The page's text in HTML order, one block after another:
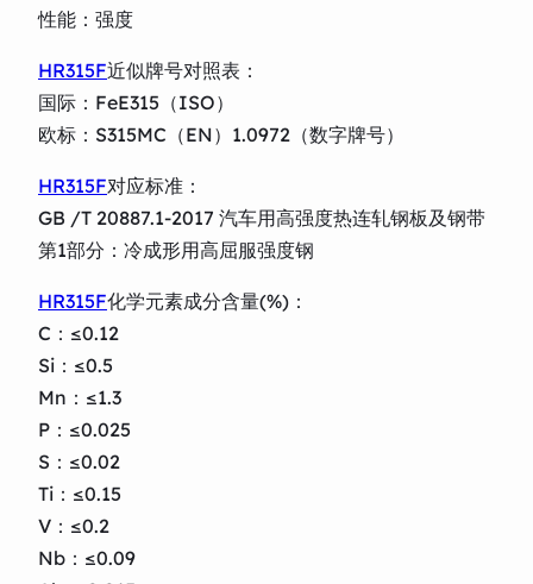
性能：强度
HR315F近似牌号对照表：
国际：FeE315（ISO）
欧标：S315MC（EN）1.0972（数字牌号）
HR315F对应标准：
GB /T 20887.1-2017 汽车用高强度热连轧钢板及钢带
第1部分：冷成形用高屈服强度钢
HR315F化学元素成分含量(%)：
C：≤0.12
Si：≤0.5
Mn：≤1.3
P：≤0.025
S：≤0.02
Ti：≤0.15
V：≤0.2
Nb：≤0.09